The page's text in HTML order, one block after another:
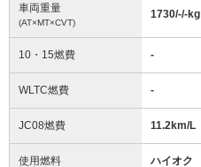
車両重量
(AT×MT×CVT)
1730/-/-kg
10・15燃費 -
WLTC燃費 -
JC08燃費 11.2km/L
使用燃料 ハイオク